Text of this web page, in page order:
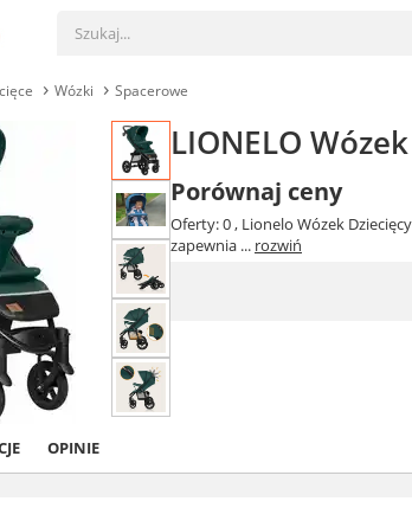
Wózki Spacerowe
LIONELO
Porównaj ceny
Oferty: 0, Lionelo Wózek
zapewnia ... rozwiń
OPINIE